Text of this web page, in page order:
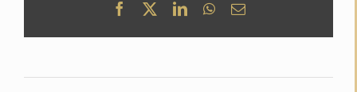
Facebook LinkedInWhatsApp
Email